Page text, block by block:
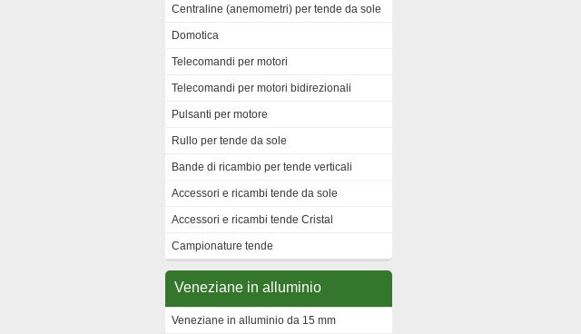
Centraline (anemometri) per tende da sole
Domotica
Telecomandi per motori
Telecomandi per motori bidirezionali
Pulsanti per motore
Rullo per tende da sole
Bande di ricambio per tende verticali
Accessori e ricambi tende da sole
Accessori e ricambi tende Cristal
Campionature tende
Veneziane in alluminio
Veneziane in alluminio da 15 mm